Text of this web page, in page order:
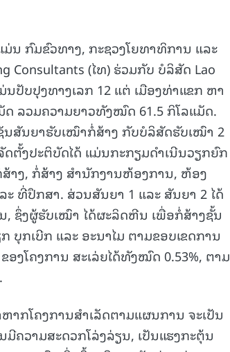
ນ ກົມຂົວທາງ, ກະຊວງໂຍທາທິການ ແລະ
Consultants (ໄທ) ຮ່ວມກັບ ບໍລິສັດ Lao
ນປັບປຸງທາງເລກ 12 ແຕ່ ເມືອງທ່າແຂກ ຫາ
ດ ລວມຄວາມຍາວທັງໝົດ 61.5 ກິໂລແມັດ.
ສັນຍາຮັບເໝົາກໍ່ສ້າງ ກັບບໍລິສັດຮັບເໝົາ 2
ຕັ້ງປະຕິບັດໄດ້ ແມ່ນກະກຽມດໍາເນີນວຽກຍົກ
າງ, ກໍ່ສ້າງ ສໍານັກງານຫ້ອງການ, ຫ້ອງ
ທີ່ປຶກສາ. ສ່ວນສັນຍາ 1 ແລະ ສັນຍາ 2 ໄດ້
ຊຶ່ງຜູ້ຮັບເໝົາ ໄດ້ຜະລິດຫີນ ເພື່ອກໍ່ສ້າງຊັ້ນ
ບຸກເບີກ ແລະ ອະນາໄມ ຕາມຂອບເຂດການ
ໂຄງການ ສະເລ່ຍໄດ້ທັງໝົດ 0.53%, ຕາມ
າກໂຄງການສໍາເລັດຕາມແຜນການ ຈະເປັນ
ຄວາມສະດວກໂລ່ງລ່ຽນ, ເປັນແຮງກະຕຸ້ນ